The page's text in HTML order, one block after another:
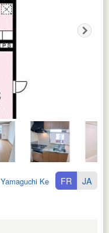
Yamaguchi Ken FR JA